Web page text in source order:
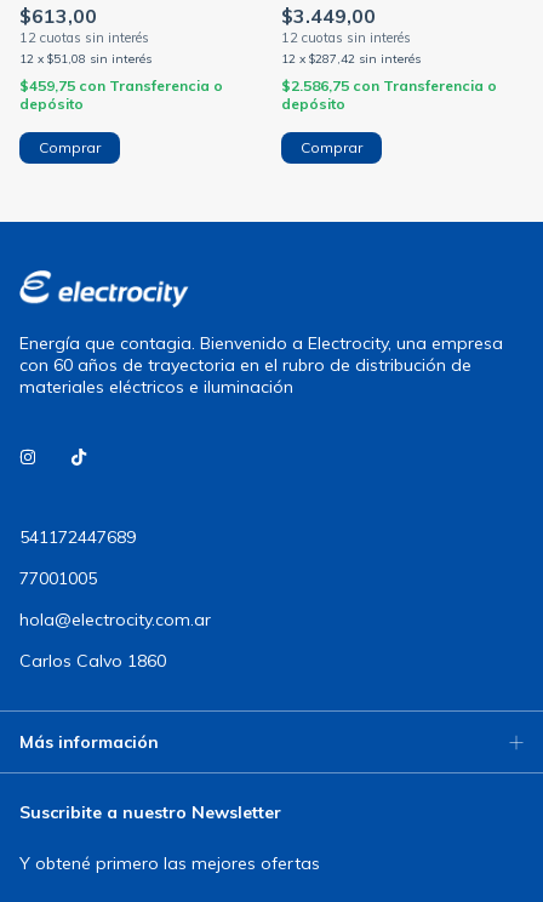
$613,00
12 x $51,08 sin interés
$459,75 con Transferencia o
depósito
$3.449,00
12 x $287,42 sin interés
$2.586,75 con Transferencia o
depósito
Energía que contagia. Bienvenido a Electrocity, una empresa
con 60 años de trayectoria en el rubro de distribución de
materiales eléctricos e iluminación
541172447689
77001005
hola@electrocity.com.ar
Carlos Calvo 1860
Más información
Suscribite a nuestro Newsletter
Y obtené primero las mejores ofertas